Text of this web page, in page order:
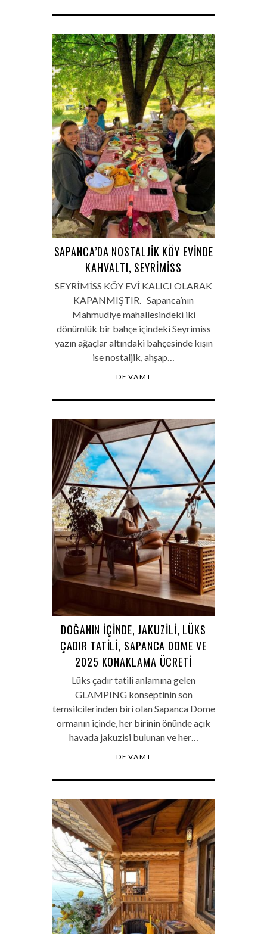
SAPANCA’DA NOSTALJIK KÖY EVINDE
KAHVALTI, SEYRIMISS
SEYRİMİSS KÖY EVİ KALICI OLARAK
KAPANMIŞTIR. Sapanca’nın
Mahmudiye mahallesindeki iki
dönümlük bir bahçe içindeki Seyrimiss
yazın ağaçlar altındaki bahçesinde kışın
ise nostaljik, ahşap…
DEVAMI
DOĞANIN İÇINDE, JAKUZILI, LÜKS
ÇADIR TATILI, SAPANCA DOME VE
2025 KONAKLAMA ÜCRETI
Lüks çadır tatili anlamına gelen
GLAMPING konseptinin son
temsilcilerinden biri olan Sapanca Dome
ormanın içinde, her birinin önünde açık
havada jakuzisi bulunan ve her…
DEVAMI